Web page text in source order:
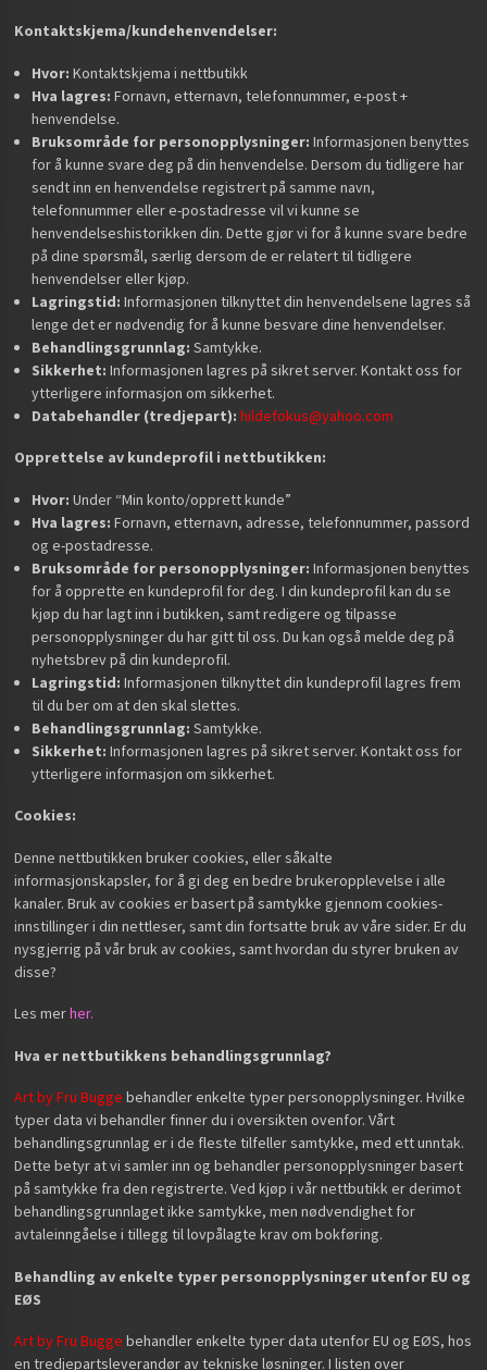
Kontaktskjema/kundehenvendelser:
Hvor: Kontaktskjema i nettbutikk
Hva lagres: Fornavn, etternavn, telefonnummer, e-post +
henvendelse.
Bruksområde for personopplysninger: Informasjonen benyttes
for å kunne svare deg på din henvendelse. Dersom du tidligere har
sendt inn en henvendelse registrert på samme navn,
telefonnummer eller e-postadresse vil vi kunne se
henvendelseshistorikken din. Dette gjør vi for å kunne svare bedre
på dine spørsmål, særlig dersom de er relatert til tidligere
henvendelser eller kjøp.
Lagringstid: Informasjonen tilknyttet din henvendelsene lagres så
lenge det er nødvendig for å kunne besvare dine henvendelser.
Behandlingsgrunnlag: Samtykke.
Sikkerhet: Informasjonen lagres på sikret server. Kontakt oss for
ytterligere informasjon om sikkerhet.
Databehandler (tredjepart): hildefokus@yahoo.com
Opprettelse av kundeprofil i nettbutikken:
Hvor: Under “Min konto/opprett kunde”
Hva lagres: Fornavn, etternavn, adresse, telefonnummer, passord
og e-postadresse.
Bruksområde for personopplysninger: Informasjonen benyttes
for å opprette en kundeprofil for deg. I din kundeprofil kan du se
kjøp du har lagt inn i butikken, samt redigere og tilpasse
personopplysninger du har gitt til oss. Du kan også melde deg på
nyhetsbrev på din kundeprofil.
Lagringstid: Informasjonen tilknyttet din kundeprofil lagres frem
til du ber om at den skal slettes.
Behandlingsgrunnlag: Samtykke.
Sikkerhet: Informasjonen lagres på sikret server. Kontakt oss for
ytterligere informasjon om sikkerhet.
Cookies:
Denne nettbutikken bruker cookies, eller såkalte
informasjonskapsler, for å gi deg en bedre brukeropplevelse i alle
kanaler. Bruk av cookies er basert på samtykke gjennom cookies-
innstillinger i din nettleser, samt din fortsatte bruk av våre sider. Er du
nysgjerrig på vår bruk av cookies, samt hvordan du styrer bruken av
disse?
Les merher.
Hva er nettbutikkens behandlingsgrunnlag?
Art by Fru Bugge behandler enkelte typer personopplysninger. Hvilke
typer data vi behandler finner du i oversikten ovenfor. Vårt
behandlingsgrunnlag er i de fleste tilfeller samtykke, med ett unntak.
Dette betyr at vi samler inn og behandler personopplysninger basert
på samtykke fra den registrerte. Ved kjøp i vår nettbutikk er derimot
behandlingsgrunnlaget ikke samtykke, men nødvendighet for
avtaleinngåelse i tillegg til lovpålagte krav om bokføring.
Behandling av enkelte typer personopplysninger utenfor EU og
EØS
Art by Fru Bugge behandler enkelte typer data utenfor EU og EØS, hos
en tredjepartsleverandør av tekniske løsninger. I listen over